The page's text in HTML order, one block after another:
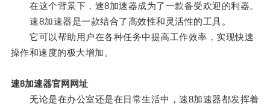
在这个背景下，速8加速器成为了一款备受欢迎的利器。
速8加速器是一款结合了高效性和灵活性的工具。
它可以帮助用户在各种任务中提高工作效率，实现快速
操作和速度的极大增加。
速8加速器官网网址
无论是在办公室还是在日常生活中，速8加速器都发挥着